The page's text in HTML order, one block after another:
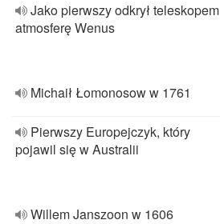
Jako pierwszy odkrył teleskopem
atmosferę Wenus
Michaił Łomonosow w 1761
Pierwszy Europejczyk, który
pojawil się w Australii
Willem Janszoon w 1606